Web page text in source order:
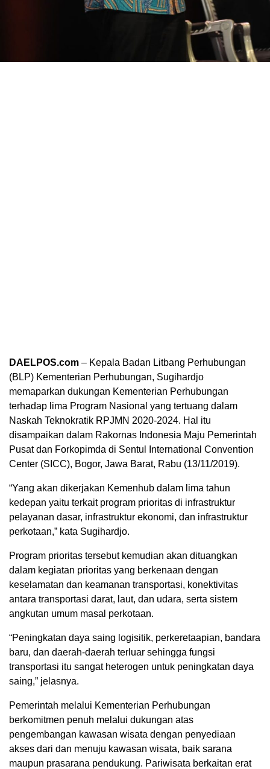
DAELPOS.com – Kepala Badan Litbang Perhubungan
(BLP) Kementerian Perhubungan, Sugihardjo
memaparkan dukungan Kementerian Perhubungan
terhadap lima Program Nasional yang tertuang dalam
Naskah Teknokratik RPJMN 2020-2024. Hal itu
disampaikan dalam Rakornas Indonesia Maju Pemerintah
Pusat dan Forkopimda di Sentul International Convention
Center (SICC), Bogor, Jawa Barat, Rabu (13/11/2019).
“Yang akan dikerjakan Kemenhub dalam lima tahun
kedepan yaitu terkait program prioritas di infrastruktur
pelayanan dasar, infrastruktur ekonomi, dan infrastruktur
perkotaan,” kata Sugihardjo.
Program prioritas tersebut kemudian akan dituangkan
dalam kegiatan prioritas yang berkenaan dengan
keselamatan dan keamanan transportasi, konektivitas
antara transportasi darat, laut, dan udara, serta sistem
angkutan umum masal perkotaan.
“Peningkatan daya saing logisitik, perkeretaapian, bandara
baru, dan daerah-daerah terluar sehingga fungsi
transportasi itu sangat heterogen untuk peningkatan daya
saing,” jelasnya.
Pemerintah melalui Kementerian Perhubungan
berkomitmen penuh melalui dukungan atas
pengembangan kawasan wisata dengan penyediaan
akses dari dan menuju kawasan wisata, baik sarana
maupun prasarana pendukung. Pariwisata berkaitan erat